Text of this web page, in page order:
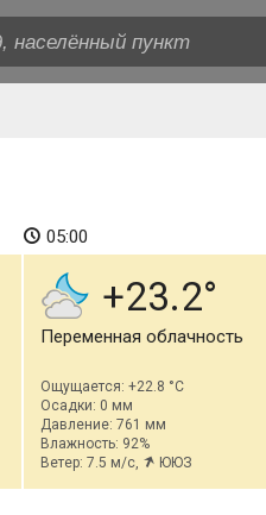
05:00
+23.2
Переменная облачность
Ощущается: +22.8 °C
Осадки: 0 мм
Давление: 761 мм
Влажность: 92%
Ветер: 7.5 м/с,
ЮЮЗ